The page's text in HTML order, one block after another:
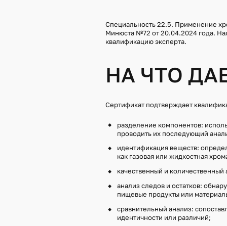
9.3.
10.2.
10.3.
10.4.
СПЛАВОВ
10.5.
10.6.
10.7.
Специальность 22.5. Применение
Минюста №72 от 20.04.2024 года.
квалификацию эксперта.
НА ЧТО
Сертификат подтверждает
разделение компонентов:
проводить их последующий
идентификация веществ:
как газовая или жидкостная
качественный и
анализ следов и остатков:
пищевые продукты или
сравнительный анализ:
идентичности или различий;